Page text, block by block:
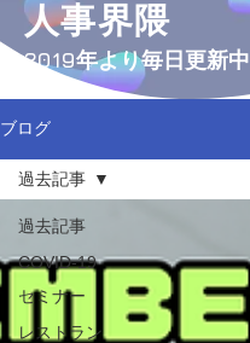
人事界隈
​2019年より毎日更新中
ブログ
過去記事
COVID-19
セミナー
レストラン
過去記事